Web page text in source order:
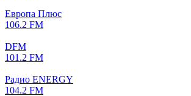
Европа Плюс
106.2 FM
DFM
101.2 FM
Радио ENERGY
104.2 FM